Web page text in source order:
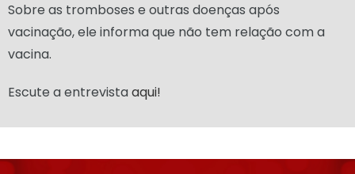
Sobre as tromboses e outras doenças após
vacinação, ele informa que não tem relação com a
vacina.
Escute a entrevistaaqui!